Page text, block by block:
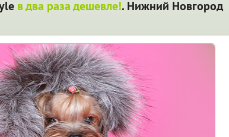
в два раза дешевле!. Нижний Новгород